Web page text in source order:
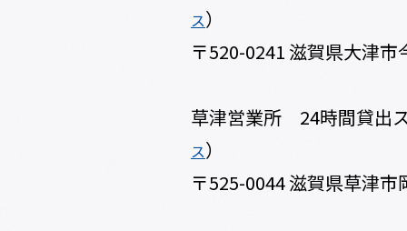
ス）
〒520-0241 滋賀県大津市
草津営業所 24時間貸出
ス）
〒525-0044 滋賀県草津